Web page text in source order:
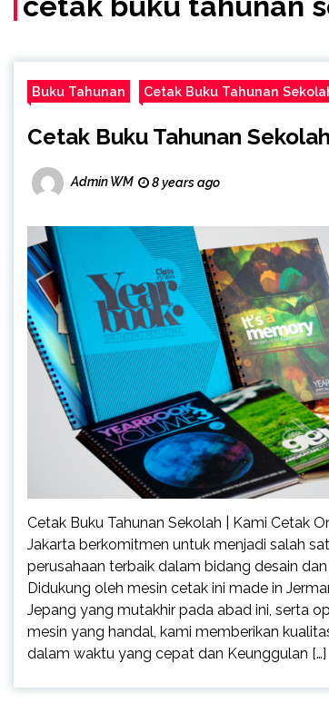
Buku Tahunan Cetak Buku Tahunan
Cetak Buku Tahunan Sekolah
Admin WM 8 years ago
Cetak Buku Tahunan Sekolah | Kami Cetak
Jakarta berkomitmen untuk menjadi salah
perusahaan terbaik dalam bidang desain dan
Didukung oleh mesin cetak ini made in
Jepang yang mutakhir pada abad ini, serta
mesin yang handal, kami memberikan
dalam waktu yang cepat dan Keunggulan […]